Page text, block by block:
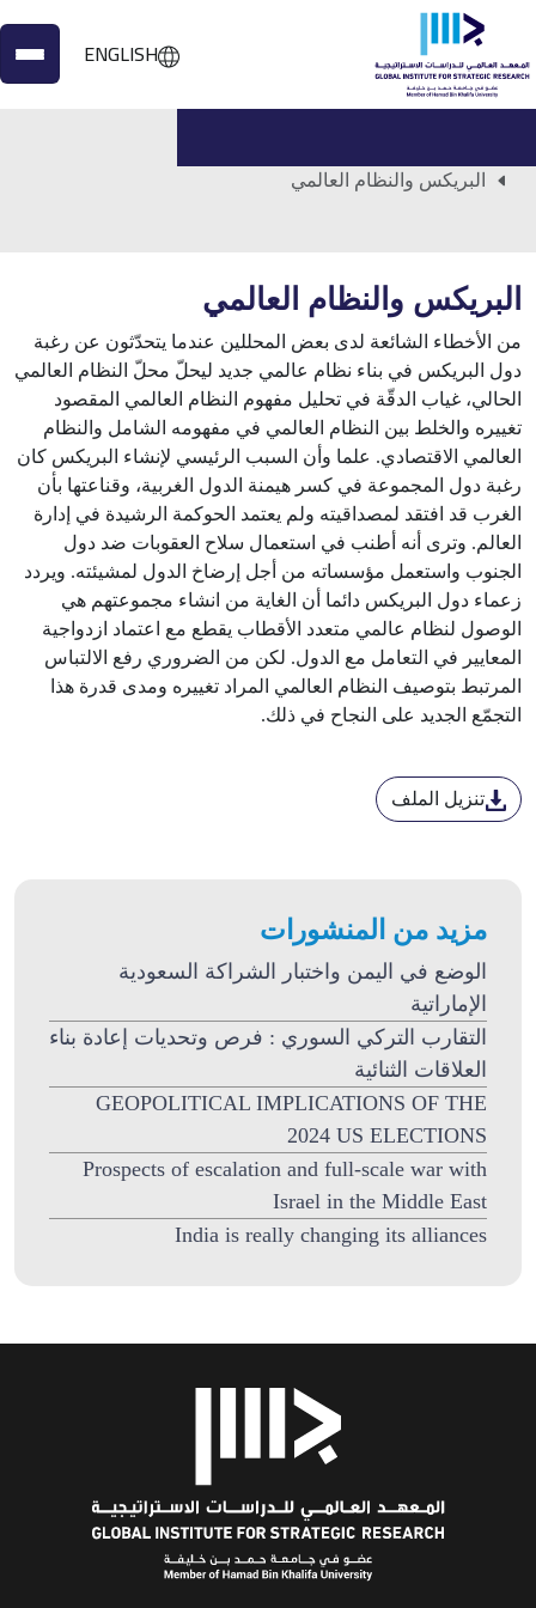
ENGLISH
البريكس والنظام العالمي
البريكس والنظام العالمي
من الأخطاء الشائعة لدى بعض المحللين عندما يتحدّثون عن رغبة
دول البريكس في بناء نظام عالمي جديد ليحلّ محلّ النظام العالمي
الحالي، غياب الدقّة في تحليل مفهوم النظام العالمي المقصود
تغييره والخلط بين النظام العالمي في مفهومه الشامل والنظام
العالمي الاقتصادي. علما وأن السبب الرئيسي لإنشاء البريكس كان
رغبة دول المجموعة في كسر هيمنة الدول الغربية، وقناعتها بأن
الغرب قد افتقد لمصداقيته ولم يعتمد الحوكمة الرشيدة في إدارة
العالم. وترى أنه أطنب في استعمال سلاح العقوبات ضد دول
الجنوب واستعمل مؤسساته من أجل إرضاخ الدول لمشيئته. ويردد
زعماء دول البريكس دائما أن الغاية من انشاء مجموعتهم هي
الوصول لنظام عالمي متعدد الأقطاب يقطع مع اعتماد ازدواجية
المعايير في التعامل مع الدول. لكن من الضروري رفع الالتباس
المرتبط بتوصيف النظام العالمي المراد تغييره ومدى قدرة هذا
التجمّع الجديد على النجاح في ذلك.
تنزيل الملف
مزيد من المنشورات
الوضع في اليمن واختبار الشراكة السعودية
الإماراتية
التقارب التركي السوري : فرص وتحديات إعادة بناء
العلاقات الثنائية
GEOPOLITICAL IMPLICATIONS OF THE
2024 US ELECTIONS
Prospects of escalation and full-scale war with
Israel in the Middle East
India is really changing its alliances